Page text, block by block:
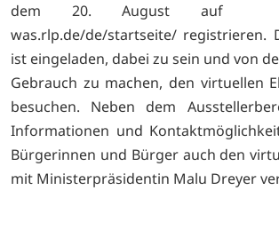
dem 20. August auf
was.rlp.de/de/startseite/ registrieren.
ist eingeladen, dabei zu sein und von
Gebrauch zu machen, den virtuellen
besuchen. Neben dem
Informationen und
Bürgerinnen und Bürger auch den
mit Ministerpräsidentin Malu Dreyer